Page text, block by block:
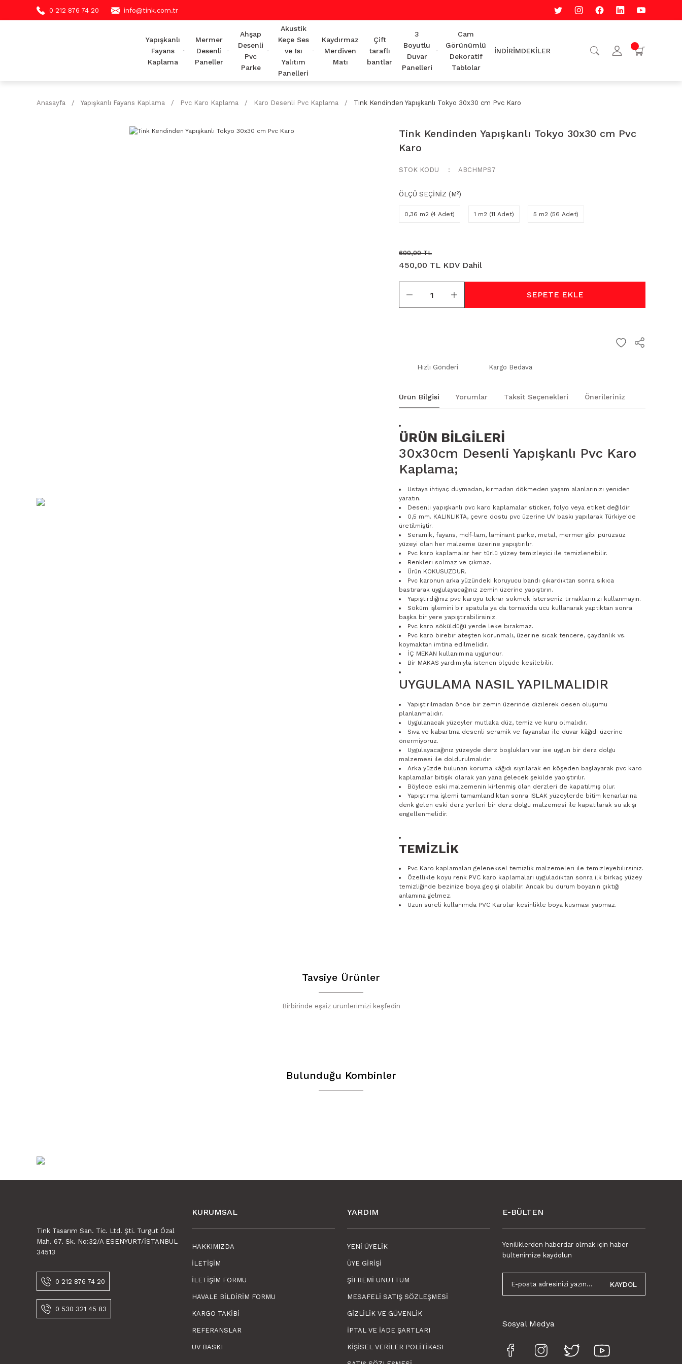
0 212 876 74 20 info@tink.com.tr
Yapışkanlı
Fayans
Kaplama
Mermer
Desenli
Paneller
Ahşap
Desenli
Pvc
Parke
Akustik
Keçe Ses
ve Isı
Yalıtım
Panelleri
Kaydırmaz
Merdiven
Matı
Çift
taraflı
bantlar
3
Boyutlu
Duvar
Panelleri
Cam
Görünümlü
Dekoratif
Tablolar
İNDİRİMDEKİLER
Anasayfa Yapışkanlı Fayans Kaplama Pvc Karo Kaplama Karo Desenli Pvc Kaplama Tink Kendinden Yapışkanlı Tokyo 30x30 cm Pvc Karo
Tink Kendinden Yapışkanlı Tokyo 30x30 cm Pvc
Karo
STOK KODU ABCHMPS7
ÖLÇÜ SEÇİNİZ (M²)
0,36 m2 (4 Adet) 1 m2 (11 Adet) 5 m2 (56 Adet)
600,00 TL
450,00 TL KDV Dahil
SEPETE EKLE
Hızlı Gönderi Kargo Bedava
Ürün Bilgisi Yorumlar Taksit Seçenekleri Önerileriniz
ÜRÜN BİLGİLERİ
30x30cm Desenli Yapışkanlı Pvc Karo
Kaplama;
Ustaya ihtiyaç duymadan, kırmadan dökmeden yaşam alanlarınızı yeniden
yaratın.
Desenli yapışkanlı pvc karo kaplamalar sticker, folyo veya etiket değildir.
0,5 mm. KALINLIKTA, çevre dostu pvc üzerine UV baskı yapılarak Türkiye'de
üretilmiştir.
Seramik, fayans, mdf-lam, laminant parke, metal, mermer gibi pürüzsüz
yüzeyi olan her malzeme üzerine yapıştırılır.
Pvc karo kaplamalar her türlü yüzey temizleyici ile temizlenebilir.
Renkleri solmaz ve çıkmaz.
Ürün KOKUSUZDUR.
Pvc karonun arka yüzündeki koruyucu bandı çıkardıktan sonra sıkıca
bastırarak uygulayacağınız zemin üzerine yapıştırın.
Yapıştırdığınız pvc karoyu tekrar sökmek isterseniz tırnaklarınızı kullanmayın.
Söküm işlemini bir spatula ya da tornavida ucu kullanarak yaptıktan sonra
başka bir yere yapıştırabilirsiniz.
Pvc karo söküldüğü yerde leke bırakmaz.
Pvc karo birebir ateşten korunmalı, üzerine sıcak tencere, çaydanlık vs.
koymaktan imtina edilmelidir.
İÇ MEKAN kullanımına uygundur.
Bir MAKAS yardımıyla istenen ölçüde kesilebilir.
UYGULAMA NASIL YAPILMALIDIR
Yapıştırılmadan önce bir zemin üzerinde dizilerek desen oluşumu
planlanmalıdır.
Uygulanacak yüzeyler mutlaka düz, temiz ve kuru olmalıdır.
Sıva ve kabartma desenli seramik ve fayanslar ile duvar kâğıdı üzerine
önermiyoruz.
Uygulayacağınız yüzeyde derz boşlukları var ise uygun bir derz dolgu
malzemesi ile doldurulmalıdır.
Arka yüzde bulunan koruma kâğıdı sıyrılarak en köşeden başlayarak pvc karo
kaplamalar bitişik olarak yan yana gelecek şekilde yapıştırılır.
Böylece eski malzemenin kirlenmiş olan derzleri de kapatılmış olur.
Yapıştırma işlemi tamamlandıktan sonra ISLAK yüzeylerde bitim kenarlarına
denk gelen eski derz yerleri bir derz dolgu malzemesi ile kapatılarak su akışı
engellenmelidir.
TEMİZLİK
Pvc Karo kaplamaları geleneksel temizlik malzemeleri ile temizleyebilirsiniz.
Özellikle koyu renk PVC karo kaplamaları uyguladıktan sonra ilk birkaç yüzey
temizliğinde bezinize boya geçişi olabilir. Ancak bu durum boyanın çıktığı
anlamına gelmez.
Uzun süreli kullanımda PVC Karolar kesinlikle boya kusması yapmaz.
Tavsiye Ürünler
Birbirinde eşsiz ürünlerimizi keşfedin
Tink Kendinden Yapışkanlı Mermer Görünümlü Panel Gri Ağ Desen 82x122
850,00 TL KDV Dahil
Bulunduğu Kombinler
Tink Kendinden Yapışkanlı Tokyo 30x30 cm Pvc Karo
Tink Tasarım San. Tic. Ltd. Şti. Turgut Özal
Mah. 67. Sk. No:32/A ESENYURT/İSTANBUL
34513
0 212 876 74 20
0 530 321 45 83
KURUMSAL
HAKKIMIZDA
İLETIŞIM
İLETIŞIM FORMU
HAVALE BILDIRIM FORMU
KARGO TAKIBI
REFERANSLAR
UV BASKI
YARDIM
YENI ÜYELIK
ÜYE GIRIŞI
ŞIFREMI UNUTTUM
MESAFELI SATIŞ SÖZLEŞMESI
GIZLILIK VE GÜVENLIK
İPTAL VE İADE ŞARTLARI
KIŞISEL VERILER POLITIKASI
E-BÜLTEN
Yeniliklerden haberdar olmak için haber
bültenimize kaydolun
KAYDOL
Sosyal Medya